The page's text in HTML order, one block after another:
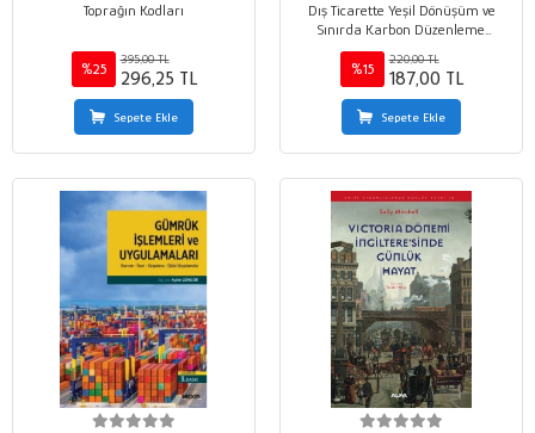
Toprağın Kodları
%25
395,00 TL
296,25 TL
Sepete Ekle
Dış Ticarette Yeşil Dönüşüm ve
Sınırda Karbon Düzenleme
Mekanizması
%15
220,00 TL
187,00 TL
Sepete Ekle